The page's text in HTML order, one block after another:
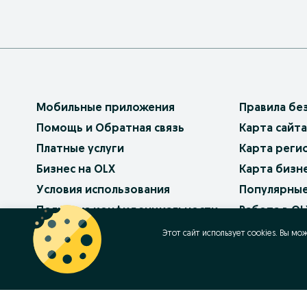
Мобильные приложения
Помощь и Обратная связь
Платные услуги
Бизнес на OLX
Условия использования
Политика конфиденциальности
Правила
Карта сайта
Карта
Карта
Работа в
Как
Этот сайт использует cookies. Вы